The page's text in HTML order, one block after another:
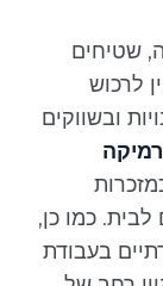
שטיחים
ובשווקים
כמו כן,
בעבודת